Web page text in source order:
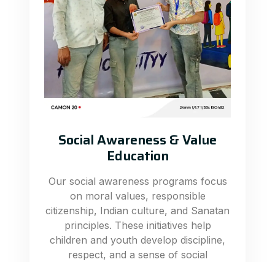
Social Awareness & Value
Education
Our social awareness programs focus
on moral values, responsible
citizenship, Indian culture, and Sanatan
principles. These initiatives help
children and youth develop discipline,
respect, and a sense of social